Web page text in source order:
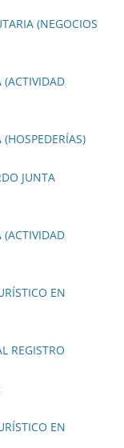
(NEGOCIOS
JUNTA
(ACTIVIDAD
EN
REGISTRO
EN